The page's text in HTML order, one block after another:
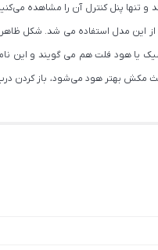
پنل کنترل آن را مشاهده
یا هود فلت هم می گویند و این
نکته مهمی که باعث مکش بهتر هود